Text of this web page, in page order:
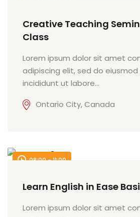
Informação
de Avaliação
Creative Teaching
Class
Lorem ipsum dolor sit amet
adipiscing elit, sed do
incididunt ut labore…
Ontario City, Canada
08:00 - 11:00
Learn English in Ease
Lorem ipsum dolor sit amet
Already have an